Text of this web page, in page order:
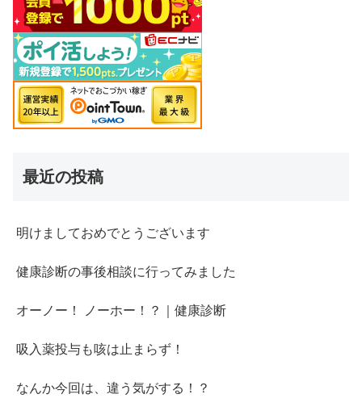
最近の投稿
明けましておめでとうございます
健康診断の事後相談に行ってみました
オーノー！ ノーホー！？｜健康診断
吸入薬投与も咳は止まらず！
なんか今回は、違う気がする！？